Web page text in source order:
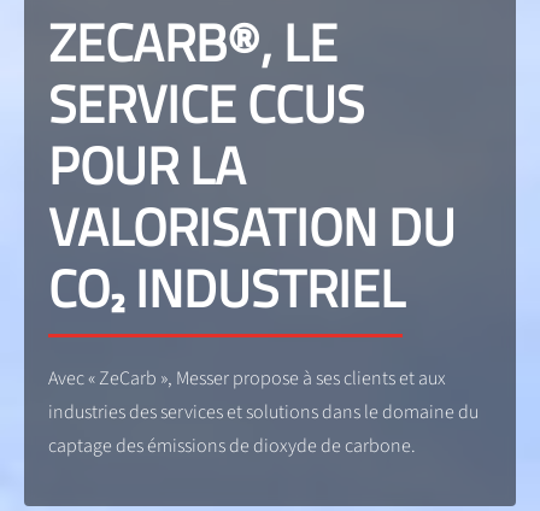
ZECARB®, LE
SERVICE CCUS
POUR LA
VALORISATION DU
CO₂ INDUSTRIEL
Avec « ZeCarb », Messer propose à ses clients et aux
industries des services et solutions dans le domaine du
captage des émissions de dioxyde de carbone.